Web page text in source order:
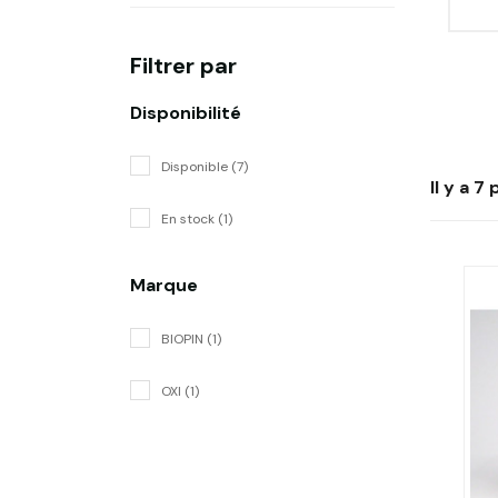
Filtrer par
Disponibilité
Disponible (7)
En stock (1)
Marque
BIOPIN (1)
OXI (1)
Il y a 7